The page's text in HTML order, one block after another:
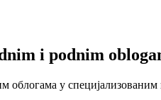
i podnim
облогама у